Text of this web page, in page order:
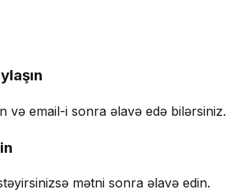
və email-i sonra əlavə edə bilərsiniz.
mətni sonra əlavə edin.